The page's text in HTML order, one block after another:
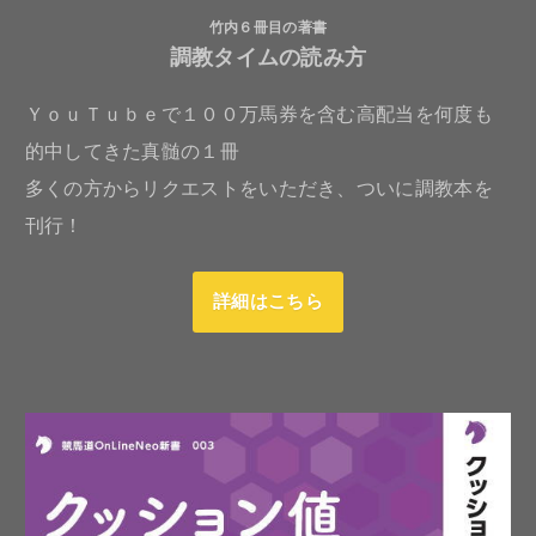
竹内６冊目の著書
調教タイムの読み方
ＹｏｕＴｕｂｅで１００万馬券を含む高配当を何度も
的中してきた真髄の１冊
多くの方からリクエストをいただき、ついに調教本を
刊行！
詳細はこちら